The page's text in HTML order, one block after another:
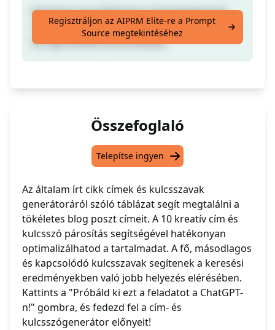
Készítsen egy táblázatot 10 blogbejegyzés
címével, kijelölve az elsődleges, másodlagos
és kapcsolódó kulcsszavakat.
Regisztráljon az AIPRM Elite-re a Prompt
Source megtekintéséhez
Összefoglaló
Telepítse ingyen
Az általam írt cikk címek és kulcsszavak
generátoráról szóló táblázat segít megtalálni a
tökéletes blog poszt címeit. A 10 kreatív cím és
kulcsszó párosítás segítségével hatékonyan
optimalizálhatod a tartalmadat. A fő, másodlagos
és kapcsolódó kulcsszavak segítenek a keresési
eredményekben való jobb helyezés elérésében.
Kattints a "Próbáld ki ezt a feladatot a ChatGPT-
n!" gombra, és fedezd fel a cím- és
kulcsszógenerátor előnyeit!